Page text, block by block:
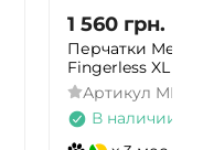
1 560 грн.
Перчатки
Fingerless XL
Артикул MFL-
В наличии